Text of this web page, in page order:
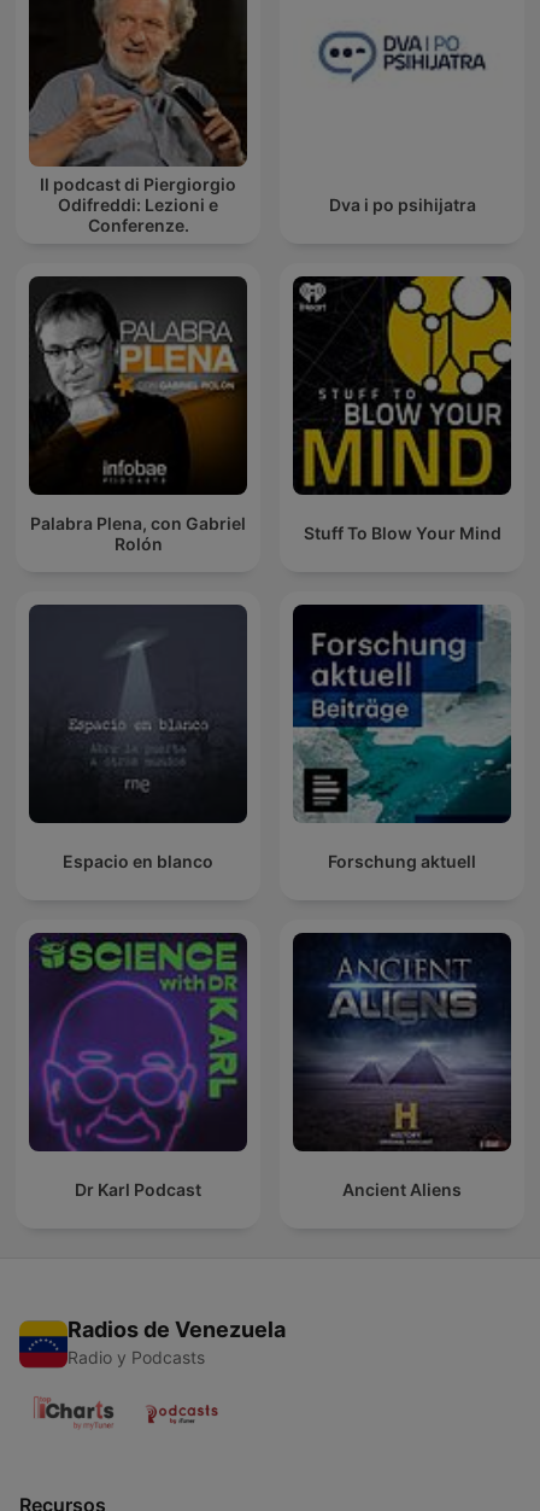
Il podcast di Piergiorgio
Odifreddi: Lezioni e
Conferenze.
Dva i po psihijatra
Palabra Plena, con Gabriel
Rolón
Stuff To Blow Your Mind
Espacio en blanco Forschung aktuell
Dr Karl Podcast Ancient Aliens
Radios de Venezuela
Radio y Podcasts
Recursos